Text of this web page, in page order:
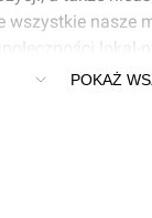
wszystkie nasze
lokal-
POKAŻ